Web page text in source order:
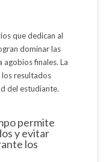
que dedican al
dominar las
agobios finales. La
los resultados
del estudiante.
permite
y evitar
los